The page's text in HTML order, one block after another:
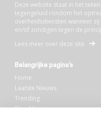
Deze website staat in het
tegengeluid rondom het
overheidsdiensten wanneer
en/of zondigen tegen de
Lees meer over deze site
Belangrijke pagina’s
Home
Laatste Nieuws
Trending
Blog Maurice